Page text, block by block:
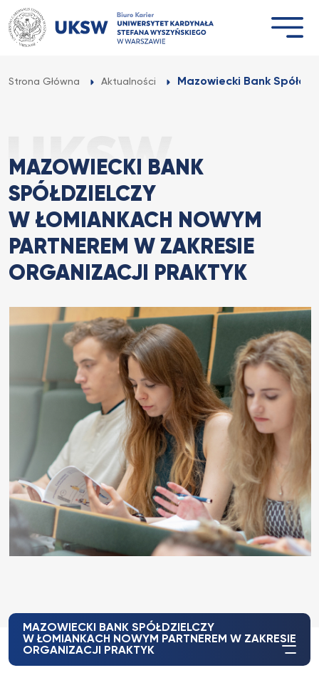
Przejdź
do
treści
Strona Główna Aktualności Mazowiecki Bank
MAZOWIECKI BANK
SPÓŁDZIELCZY
W ŁOMIANKACH NOWYM
PARTNEREM W ZAKRESIE
ORGANIZACJI PRAKTYK
MAZOWIECKI BANK SPÓŁDZIELCZY
W ŁOMIANKACH NOWYM PARTNEREM W ZAKRESIE
ORGANIZACJI PRAKTYK